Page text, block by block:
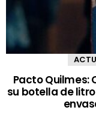
Pacto Quilmes:
su botella de